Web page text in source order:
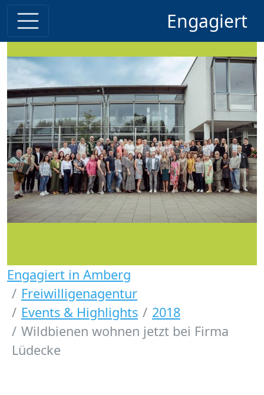
Engagiert
Engagiert in Amberg
Freiwilligenagentur
Events & Highlights
2018
Wildbienen wohnen jetzt bei Firma
Lüdecke